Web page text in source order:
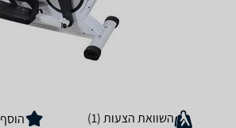
השוואת הצעות (1)